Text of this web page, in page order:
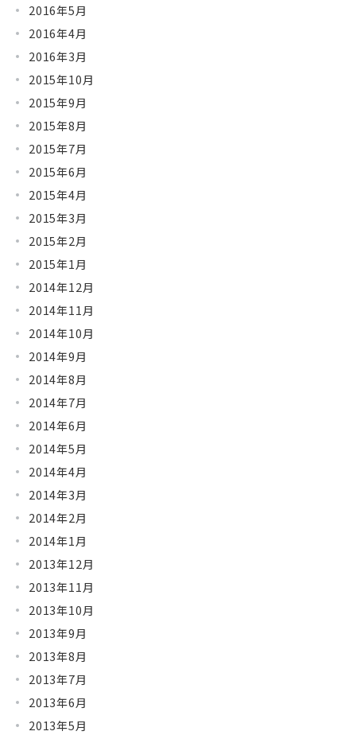
2016年5月
2016年4月
2016年3月
2015年10月
2015年9月
2015年8月
2015年7月
2015年6月
2015年4月
2015年3月
2015年2月
2015年1月
2014年12月
2014年11月
2014年10月
2014年9月
2014年8月
2014年7月
2014年6月
2014年5月
2014年4月
2014年3月
2014年2月
2014年1月
2013年12月
2013年11月
2013年10月
2013年9月
2013年8月
2013年7月
2013年6月
2013年5月